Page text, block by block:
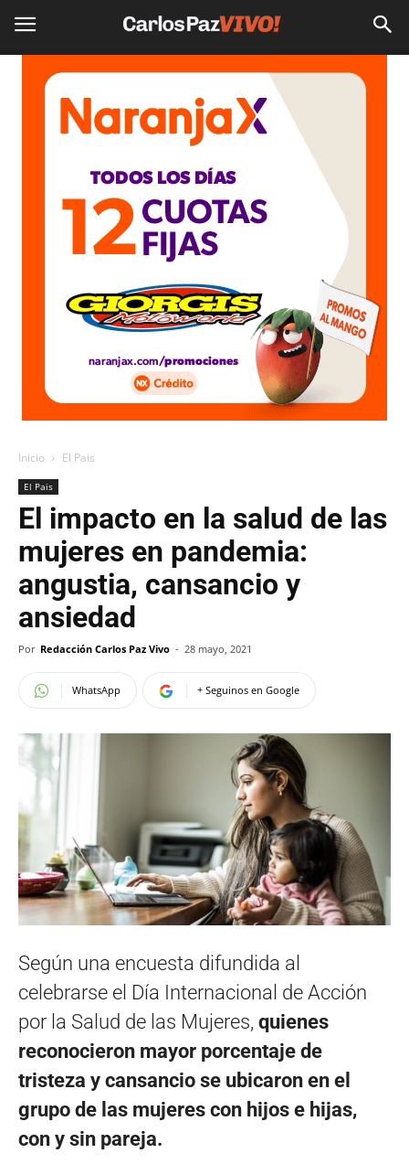
Inicio El Pais
El Pais
El impacto en la salud de las
mujeres en pandemia:
angustia, cansancio y
ansiedad
Por Redacción Carlos Paz Vivo - 28 mayo, 2021
WhatsApp + Seguinos en Google
Según una encuesta difundida al
celebrarse el Día Internacional de Acción
por la Salud de las Mujeres, quienes
reconocieron mayor porcentaje de
tristeza y cansancio se ubicaron en el
grupo de las mujeres con hijos e hijas,
con y sin pareja.